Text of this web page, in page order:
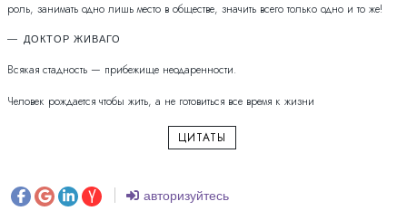
роль, занимать одно лишь место в обществе, значить всего только одно и то же!
ДОКТОР ЖИВАГО
Всякая стадность — прибежище неодаренности.
Человек рождается чтобы жить, а не готовиться все время к жизни
ЦИТАТЫ
авторизуйтесь